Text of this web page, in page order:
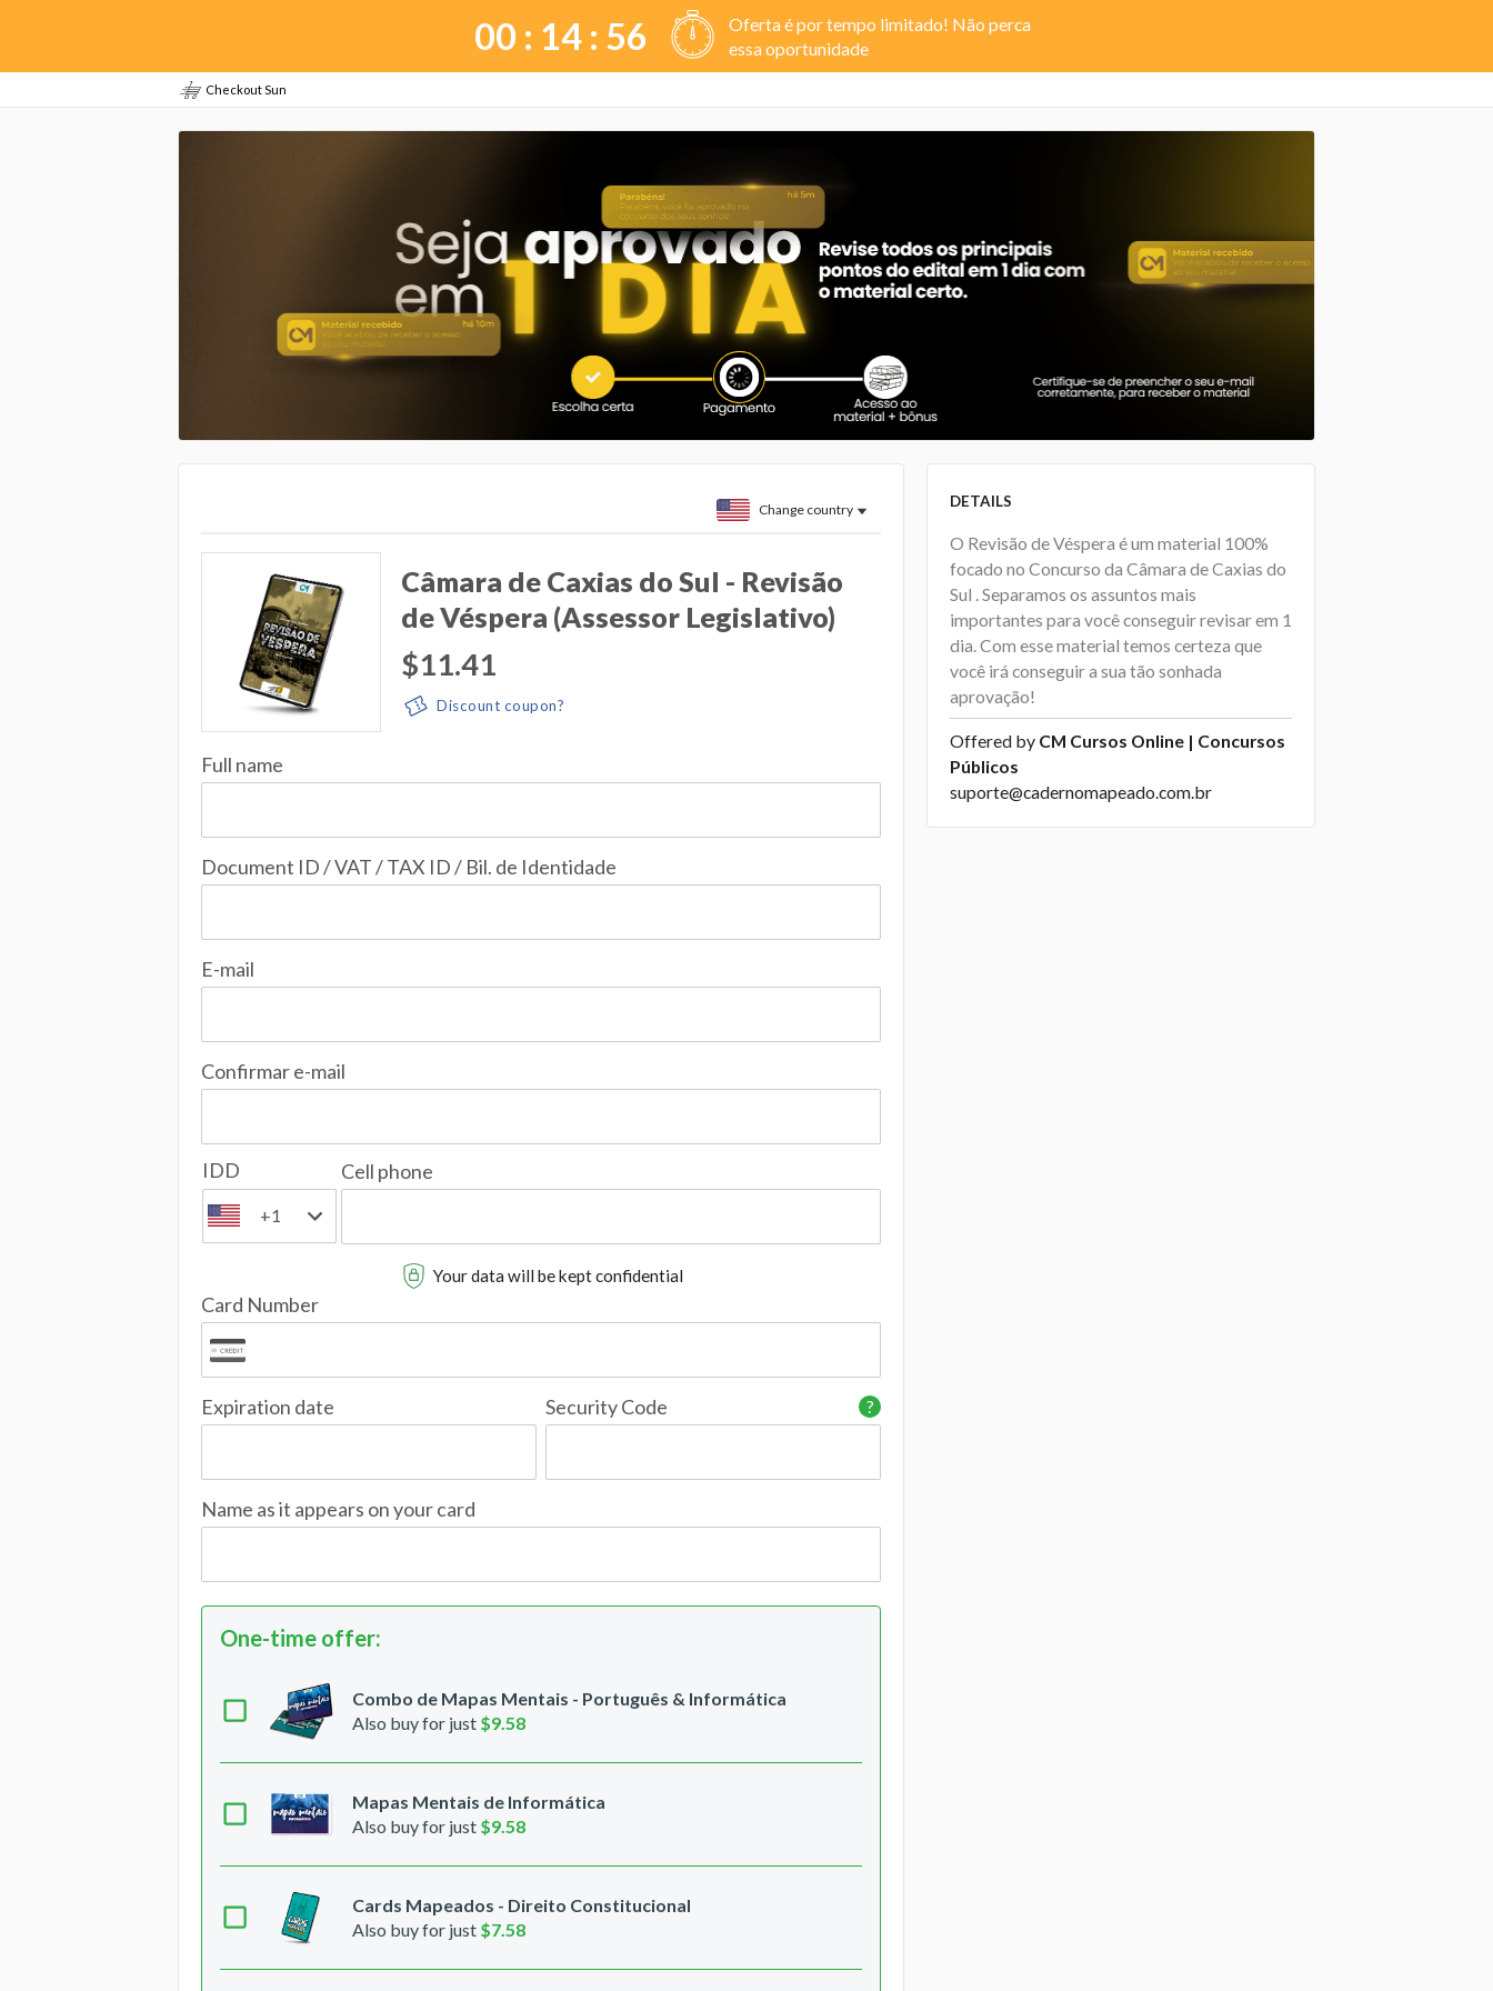
00 : 14: 55
Oferta é por tempo limitado! Não perca
essa oportunidade
Checkout Sun
Change country
Câmara de Caxias do Sul - Revisão
de Véspera (Assessor Legislativo)
$11.41
Discount coupon?
Full name
Document ID / VAT / TAX ID / Bil. de Identidade
E-mail
Confirmar e-mail
IDD
+1
Cell phone
Your data will be kept confidential
Card Number
Expiration date ?
Security Code
Name as it appears on your card
One-time offer:
Combo de Mapas Mentais - Português & Informática
Also buy for just $9.58
Mapas Mentais de Informática
Also buy for just $9.58
Cards Mapeados - Direito Constitucional
Also buy for just $7.58
DETAILS
O Revisão de Véspera é um material 100%
focado no Concurso da Câmara de Caxias do
Sul . Separamos os assuntos mais
importantes para você conseguir revisar em 1
dia. Com esse material temos certeza que
você irá conseguir a sua tão sonhada
aprovação!
Offered by CM Cursos Online | Concursos
Públicos
suporte@cadernomapeado.com.br